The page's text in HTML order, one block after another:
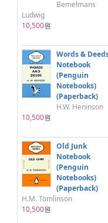
Bemelmans
Ludwig
10,500원
Words &
Notebook
(Penguin
Notebooks)
(Paperback)
H.W. Heninson
10,500원
Old Junk
Notebook
(Penguin
Notebooks)
(Paperback)
H.M. Tomlinson
10,500원